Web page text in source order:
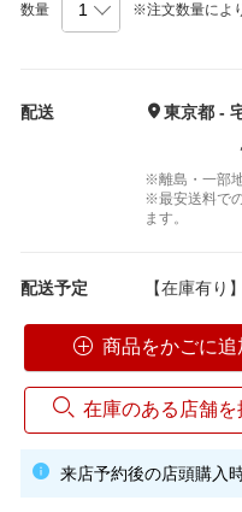
数量 ※注文数量によ
配送
東京都 -
※離島・一部
※最安送料で
ます。
配送予定 【在庫有り
商品をかごに追
在庫のある店舗を
来店予約後の店頭購入